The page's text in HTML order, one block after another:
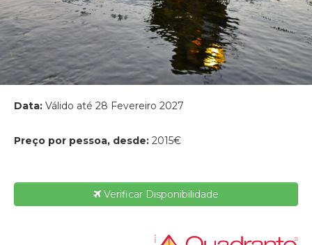
Data: Válido até 28 Fevereiro 2027
Preço por pessoa, desde: 2015€
Verificar Disponibilidade